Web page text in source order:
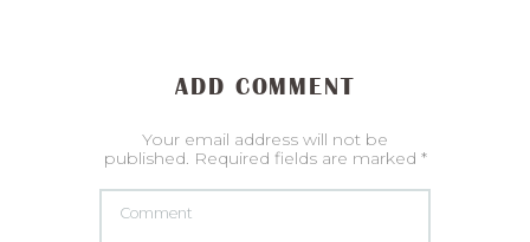
ADD COMMENT
Your email address will not be
published. Required fields are marked *